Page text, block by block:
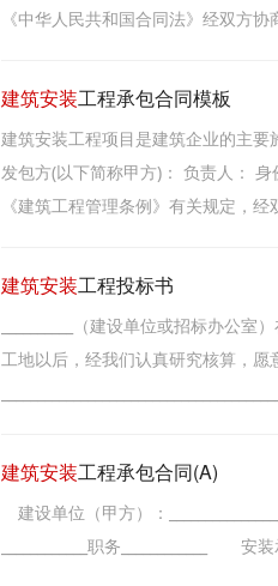
《中华人民共和国合同法》经双方
建筑安装工程承包合同模板
建筑安装工程项目是建筑企业的主
发包方(以下简称甲方)： 负责人：
《建筑工程管理条例》有关规定，
建筑安装工程投标书
__________（建设单位或招标办公
工地以后，经我们认真研究核算，愿
建筑安装工程承包合同(A)
建设单位（甲方）：
____________职务____________ 安